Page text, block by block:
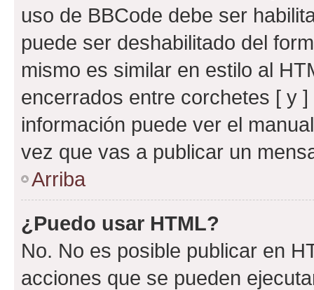
uso de BBCode debe ser
puede ser deshabilitado del
mismo es similar en estilo al
encerrados entre corchetes [ y
información puede ver el
vez que vas a publicar un
Arriba
¿Puedo usar HTML?
No. No es posible publicar en
acciones que se pueden